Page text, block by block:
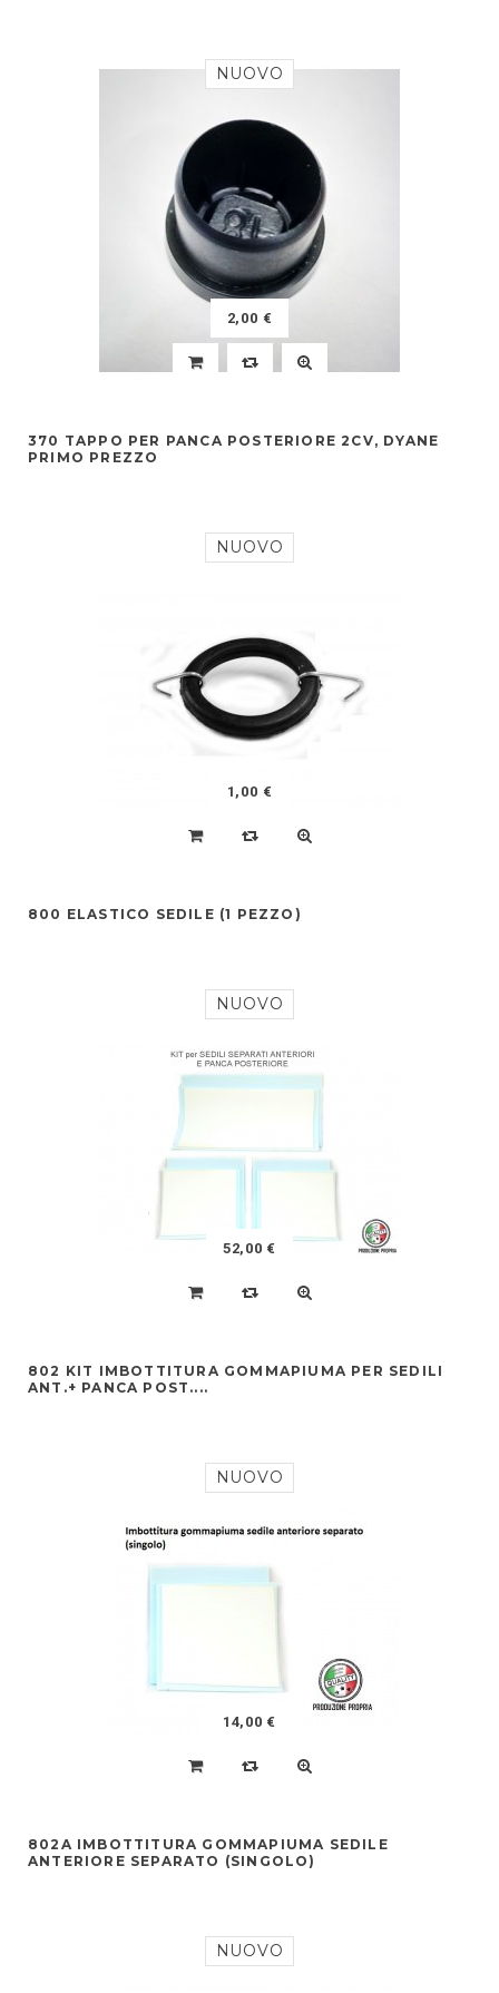
NUOVO
2,00 €
370 TAPPO PER PANCA POSTERIORE 2CV, DYANE
PRIMO PREZZO
NUOVO
1,00 €
800 ELASTICO SEDILE (1 PEZZO)
NUOVO
52,00 €
802 KIT IMBOTTITURA GOMMAPIUMA PER SEDILI
ANT.+ PANCA POST....
NUOVO
14,00 €
802A IMBOTTITURA GOMMAPIUMA SEDILE
ANTERIORE SEPARATO (SINGOLO)
NUOVO